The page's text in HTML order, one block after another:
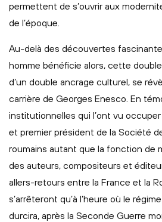
permettent de s’ouvrir aux
de l’époque.
Au-delà des découvertes
homme bénéficie alors, cette
d’un double ancrage culturel, se
carrière de Georges Enesco. En
institutionnelles qui l’ont vu
et premier président de la Société
roumains autant que la fonction de
des auteurs, compositeurs et
allers-retours entre la France et la
s’arrêteront qu’à l’heure où le
durcira, après la Seconde Guerre